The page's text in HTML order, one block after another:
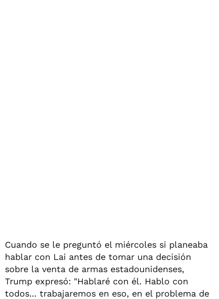
Cuando se le preguntó el miércoles si planeaba
hablar con Lai antes de tomar una decisión
sobre la venta de armas estadounidenses,
Trump expresó: "Hablaré con él. Hablo con
todos... trabajaremos en eso, en el problema de